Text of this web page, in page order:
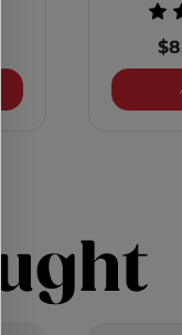
Oil Color Recovery